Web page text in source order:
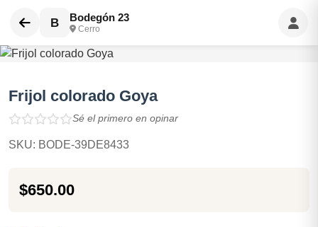
B Bodegón 23
Cerro
Frijol colorado Goya
Sé el primero en opinar
SKU: BODE-39DE8433
$650.00